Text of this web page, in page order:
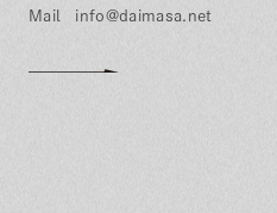
info@daimasa.net